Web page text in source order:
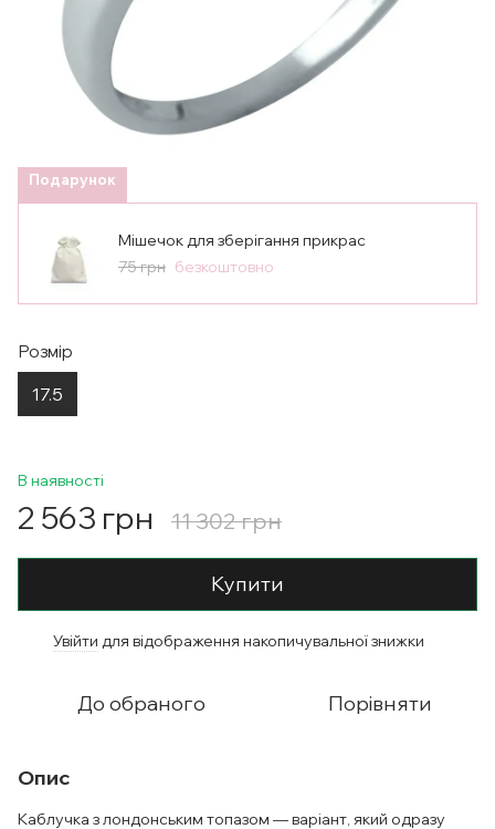
Подарунок
Мішечок для зберігання прикрас
75 грн безкоштовно
Розмір
17.5
В наявності
2 563 грн 11 302 грн
Купити
Увійти для відображення накопичувальної знижки
До обраного Порівняти
Опис
Каблучка з лондонським топазом — варіант, який одразу